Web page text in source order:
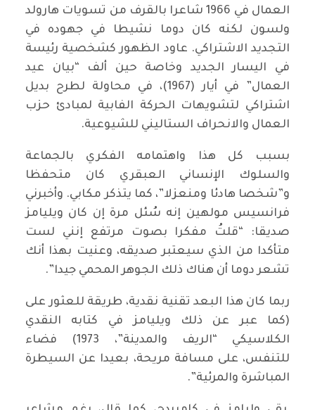
العمال في 1966 شاعرا بالقرف من تسويات هارولد
ولسون لكنه كان دوما نشيطا في جهوده في
التجديد الاشتراكي. عاود الظهور كشخصية رئيسة
في اليسار الجديد وخاصة حين ألف “بيان عيد
العمال” في أيار (1967)، في محاولة لطرح بديل
اشتراكي لتشويهات الحركة الفابية لمبادئ حزب
العمال والانحراف الستاليني للشيوعية.
بسبب كل هذا واهتمامه الفكري بالجماعة
والسلوك الإنساني العبقري كان متحفظا
و”شخصا هادئا ومنعزلا”، كما يتذكر مكابي. وأخبرني
فرانسيس مولهين إنه سُئل مرة إن كان ويليامز
صديقا: “قلتُ مفكرا بصوت مرتفع إنني لست
متأكدا من الذي سيعتبر صديقه، وعنيت بهذا أنك
تشعر دوما أن هناك ذلك الجوهر المحمي جيدا”.
ربما كان هذا البعد تقنية نقدية، طريقة للعثور على
(كما عبر عن ذلك ويليامز في كتابه النقدي
الكلاسيكي “الريف والمدينة”، 1973) فضاء
للتنفس، على مسافة مريحة، بعيدا عن السيطرة
المباشرة والمرئية”.